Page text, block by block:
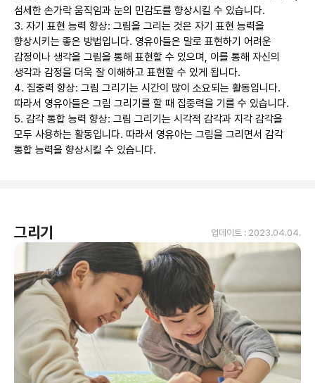
섬세한 손가락 움직임과 눈의 민감도를 향상시킬 수 있습니다.
3. 자기 표현 능력 향상: 그림을 그리는 것은 자기 표현 능력을
향상시키는 좋은 방법입니다. 영유아들은 말로 표현하기 어려운
감정이나 생각을 그림을 통해 표현할 수 있으며, 이를 통해 자신의
생각과 감정을 더욱 잘 이해하고 표현할 수 있게 됩니다.
4. 집중력 향상: 그림 그리기는 시간이 많이 소요되는 활동입니다.
따라서 영유아들은 그림 그리기를 할 때 집중력을 기를 수 있습니다.
5. 감각 통합 능력 향상: 그림 그리기는 시각적 감각과 지각 감각을
모두 사용하는 활동입니다. 따라서 영유아는 그림을 그리면서 감각
통합 능력을 향상시킬 수 있습니다.
그리기 업데이트 : 2023.04.04.